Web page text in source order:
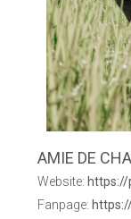
AMIE DE
Website: https://
Fanpage: